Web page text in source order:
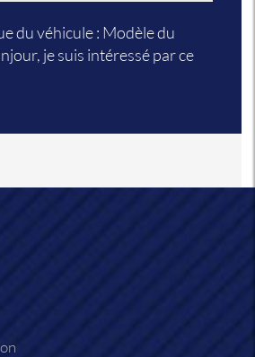
du véhicule : Modèle du
je suis intéressé par ce